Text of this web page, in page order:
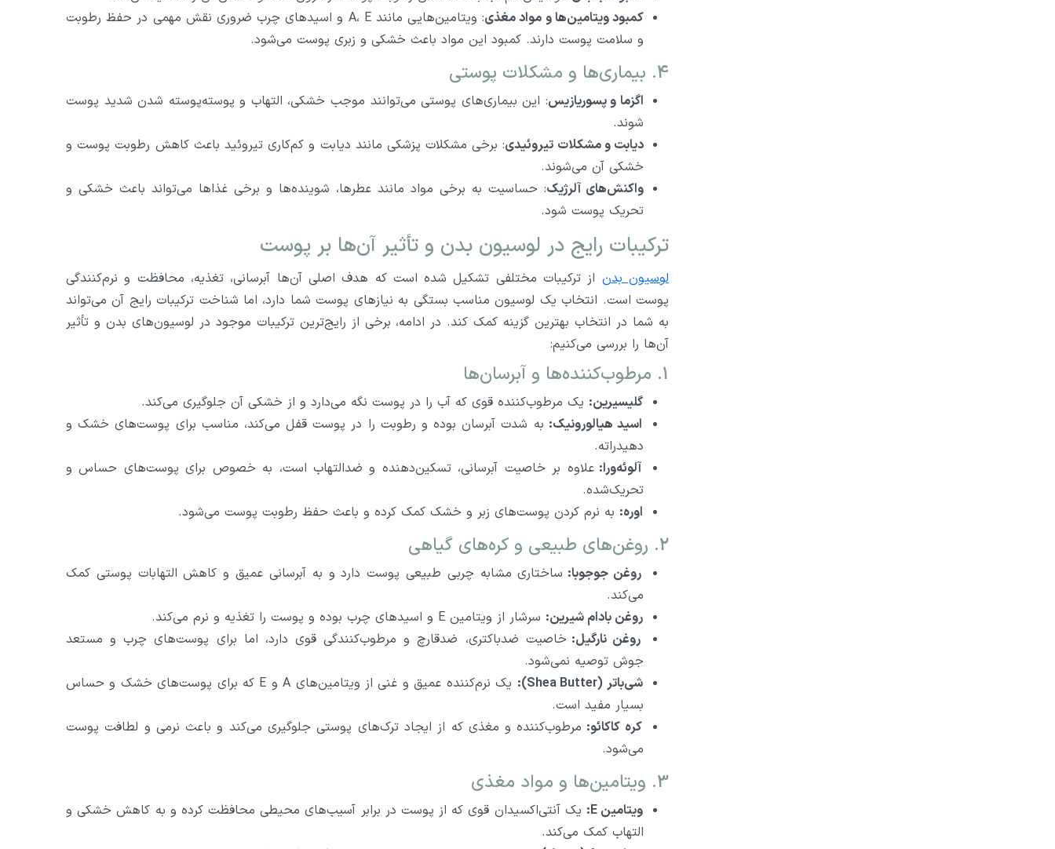
کمبود ویتامین‌ها و مواد مغذی
: ویتامین‌هایی مانند A، E و اسیدهای چرب ضروری نقش مهمی در حفظ رطوبت
و سلامت پوست دارند. کمبود این مواد باعث خشکی و زبری پوست می‌شود.
4. بیماری‌ها و مشکلات پوستی
اگزما و پسوریازیس: این بیماری‌های پوستی می‌توانند موجب خشکی، التهاب و پوسته‌پوسته شدن شدید پوست
شوند.
دیابت و مشکلات تیروئیدی: برخی مشکلات پزشکی مانند دیابت و کم‌کاری تیروئید باعث کاهش رطوبت پوست و
خشکی آن می‌شوند.
واکنش‌های آلرژیک: حساسیت به برخی مواد مانند عطرها، شوینده‌ها و برخی غذاها می‌تواند باعث خشکی و
تحریک پوست شود.
ترکیبات رایج در لوسیون بدن و تأثیر آن‌ها بر پوست
لوسیون بدن از ترکیبات مختلفی تشکیل شده است که هدف اصلی آن‌ها آبرسانی، تغذیه، محافظت و نرم‌کنندگی
پوست است. انتخاب یک لوسیون مناسب بستگی به نیازهای پوست شما دارد، اما شناخت ترکیبات رایج آن می‌تواند
به شما در انتخاب بهترین گزینه کمک کند. در ادامه، برخی از رایج‌ترین ترکیبات موجود در لوسیون‌های بدن و تأثیر
آن‌ها را بررسی می‌کنیم:
1. مرطوب‌کننده‌ها و آبرسان‌ها
گلیسیرین: یک مرطوب‌کننده قوی که آب را در پوست نگه می‌دارد و از خشکی آن جلوگیری می‌کند.
اسید هیالورونیک: به شدت آبرسان بوده و رطوبت را در پوست قفل می‌کند، مناسب برای پوست‌های خشک و
دهیدراته.
آلوئه‌ورا: علاوه بر خاصیت آبرسانی، تسکین‌دهنده و ضدالتهاب است، به خصوص برای پوست‌های حساس و
تحریک‌شده.
اوره: به نرم کردن پوست‌های زبر و خشک کمک کرده و باعث حفظ رطوبت پوست می‌شود.
2. روغن‌های طبیعی و کره‌های گیاهی
روغن جوجوبا: ساختاری مشابه چربی طبیعی پوست دارد و به آبرسانی عمیق و کاهش التهابات پوستی کمک
می‌کند.
روغن بادام شیرین: سرشار از ویتامین E و اسیدهای چرب بوده و پوست را تغذیه و نرم می‌کند.
روغن نارگیل: خاصیت ضدباکتری، ضدقارچ و مرطوب‌کنندگی قوی دارد، اما برای پوست‌های چرب و مستعد
جوش توصیه نمی‌شود.
شی‌باتر (Shea Butter):
یک نرم‌کننده عمیق و غنی از ویتامین‌های A و E که برای پوست‌های خشک و حساس
بسیار مفید است.
کره کاکائو: مرطوب‌کننده و مغذی که از ایجاد ترک‌های پوستی جلوگیری می‌کند و باعث نرمی و لطافت پوست
می‌شود.
3. ویتامین‌ها و مواد مغذی
ویتامین E:
یک آنتی‌اکسیدان قوی که از پوست در برابر آسیب‌های محیطی محافظت کرده و به کاهش خشکی و
التهاب کمک می‌کند.